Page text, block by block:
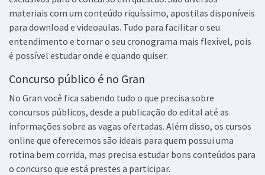
materiais com um conteúdo riquíssimo, apostilas disponíveis
para download e videoaulas. Tudo para facilitar o seu
entendimento e tornar o seu cronograma mais flexível, pois
é possível estudar onde e quando quiser.
Concurso público é no Gran
No Gran você fica sabendo tudo o que precisa sobre
concursos públicos, desde a publicação do edital até as
informações sobre as vagas ofertadas. Além disso, os cursos
online que oferecemos são ideais para quem possui uma
rotina bem corrida, mas precisa estudar bons conteúdos para
o concurso que está prestes a participar.